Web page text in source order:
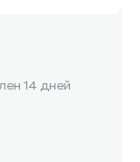
14 дней